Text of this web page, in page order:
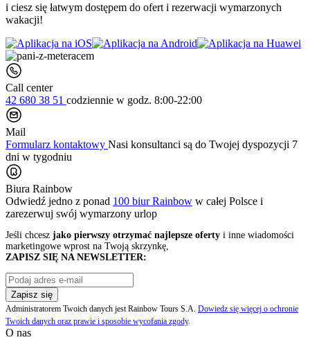
i ciesz się łatwym dostępem do ofert i rezerwacji wymarzonych
wakacji!
Call center
42 680 38 51 codziennie w godz. 8:00-22:00
Mail
Formularz kontaktowy Nasi konsultanci są do Twojej dyspozycji 7
dni w tygodniu
Biura Rainbow
Odwiedź jedno z ponad 100 biur Rainbow w całej Polsce i
zarezerwuj swój wymarzony urlop
Jeśli chcesz jako pierwszy otrzymać najlepsze oferty i inne wiadomości
marketingowe wprost na Twoją skrzynkę,
ZAPISZ SIĘ NA NEWSLETTER:
Zapisz się
Administratorem Twoich danych jest Rainbow Tours S.A. Dowiedz się więcej o ochronie
Twoich danych oraz prawie i sposobie wycofania zgody.
O nas